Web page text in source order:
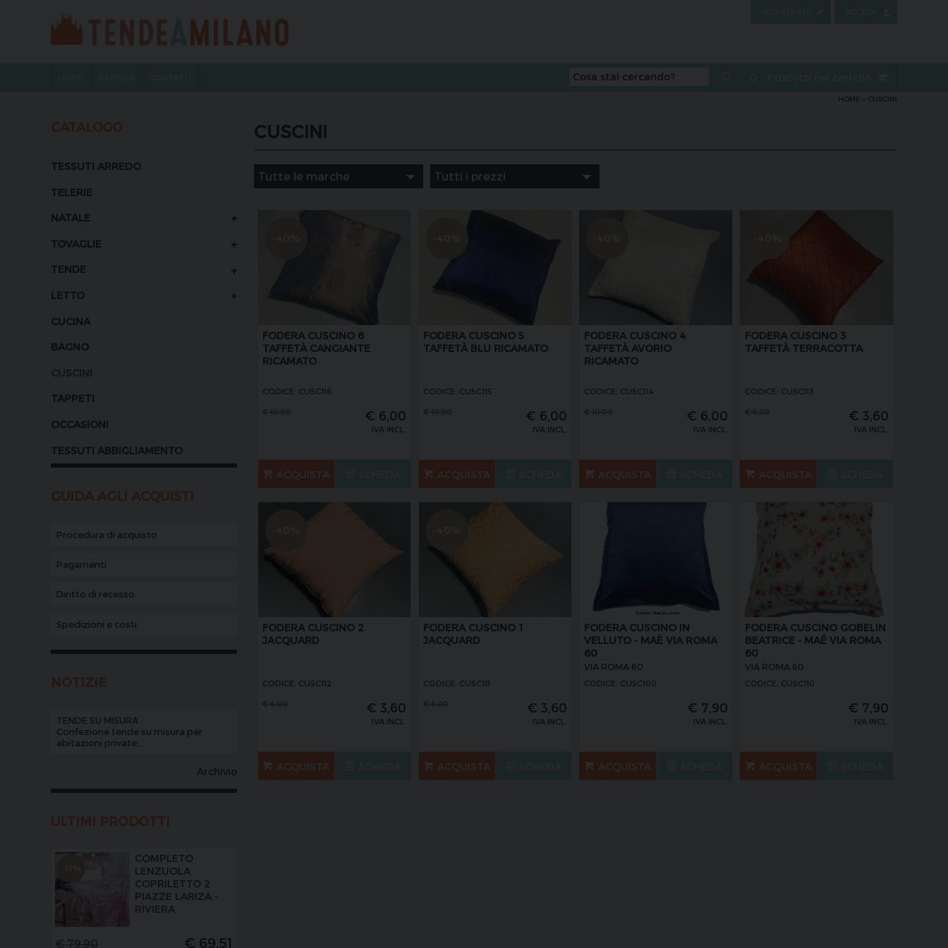
HOME CUSCINI
TESSUTI ARREDO
TELERIE
NATALE +
TOVAGLIE +
TENDE +
LETTO +
CUCINA
BAGNO
TAPPETI
OCCASIONI
TESSUTI ABBIGLIAMENTO
Procedura di acquisto
Pagamenti
Diritto di recesso
Spedizioni e costi
TENDE SU MISURA
Confezione tende su misura per
abitazioni private,...
Archivio
COMPLETO
LENZUOLA
COPRILETTO 2
PIAZZE LARIZA -
RIVIERA
€ 69,51
CUSCINI
FODERA CUSCINO 6
TAFFETÀ CANGIANTE
RICAMATO
CODICE: CUSC116
€ 6,00
IVA INCL.
ACQUISTA
FODERA CUSCINO 5
TAFFETÀ BLU RICAMATO
CODICE: CUSC115
€ 6,00
IVA INCL.
ACQUISTA
FODERA CUSCINO 4
TAFFETÀ AVORIO
RICAMATO
CODICE: CUSC114
€ 6,00
IVA INCL.
ACQUISTA
FODERA CUSCINO 3
TAFFETÀ TERRACOTTA
CODICE: CUSC113
€ 3,60
IVA INCL.
ACQUISTA
FODERA CUSCINO 2
JACQUARD
CODICE: CUSC112
€ 3,60
IVA INCL.
ACQUISTA
FODERA CUSCINO 1
JACQUARD
CODICE: CUSC111
€ 3,60
IVA INCL.
ACQUISTA
FODERA CUSCINO IN
VELLUTO - MAÈ VIA ROMA
60
VIA ROMA 60
CODICE: CUSC100
€ 7,90
IVA INCL.
ACQUISTA
FODERA CUSCINO GOBELIN
BEATRICE - MAÉ VIA ROMA
60
VIA ROMA 60
CODICE: CUSC110
€ 7,90
IVA INCL.
ACQUISTA